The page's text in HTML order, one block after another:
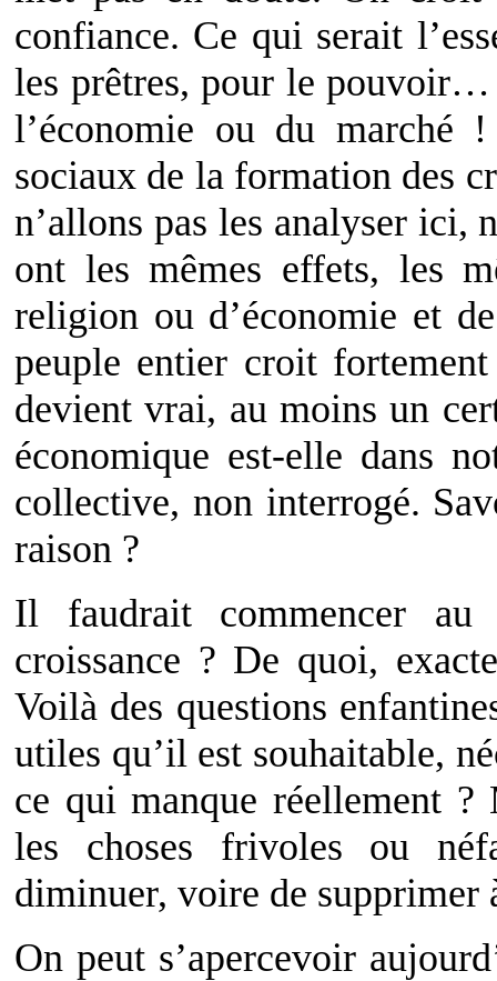
confiance. Ce qui serait
les prêtres, pour le
l’économie ou du marché
sociaux de la formation des
n’allons pas les analyser ici,
ont les mêmes effets, les
religion ou d’économie et
peuple entier croit
devient vrai, au moins un
économique est-elle dans
collective, non interrogé.
raison ?
Il faudrait commencer au
croissance ? De quoi,
Voilà des questions
utiles qu’il est souhaitable,
ce qui manque réellement ?
les choses frivoles ou
diminuer, voire de supprimer
On peut s’apercevoir